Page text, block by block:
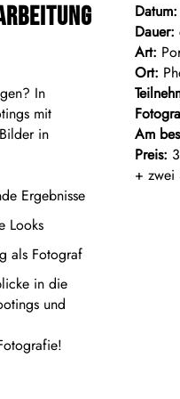
In
mit
in
Ergebnisse
Looks
als Fotograf
in die
und
Datum:
Dauer:
Art:
Ort:
Am
Preis:
+ zwei